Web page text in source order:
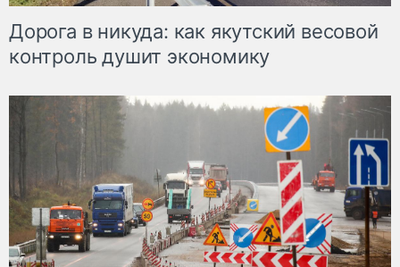
Дорога в никуда: как якутский весовой
контроль душит экономику